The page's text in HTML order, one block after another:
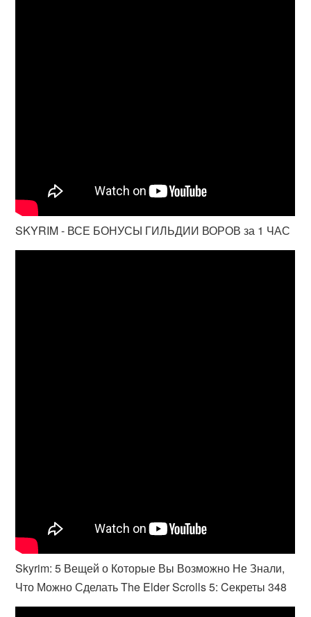
SKYRIM - ВСЕ БОНУСЫ ГИЛЬДИИ ВОРОВ за 1 ЧАС
Skyrim: 5 Вещей о Которые Вы Возможно Не Знали,
Что Можно Сделать The Elder Scrolls 5: Cекреты 348